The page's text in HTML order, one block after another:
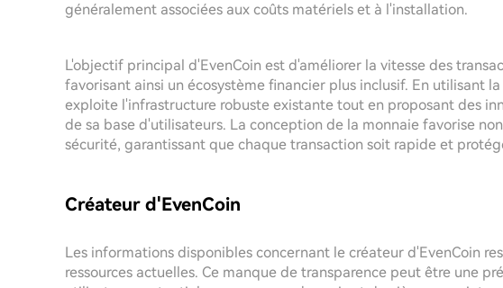
généralement associées aux coûts matériels et à l'installation.
L'objectif principal d'EvenCoin est d'améliorer la vitesse des
favorisant ainsi un écosystème financier plus inclusif. En utilisant
exploite l'infrastructure robuste existante tout en proposant des
de sa base d'utilisateurs. La conception de la monnaie favorise
sécurité, garantissant que chaque transaction soit rapide et
Créateur d'EvenCoin
Les informations disponibles concernant le créateur d'EvenCoin
ressources actuelles. Ce manque de transparence peut être une